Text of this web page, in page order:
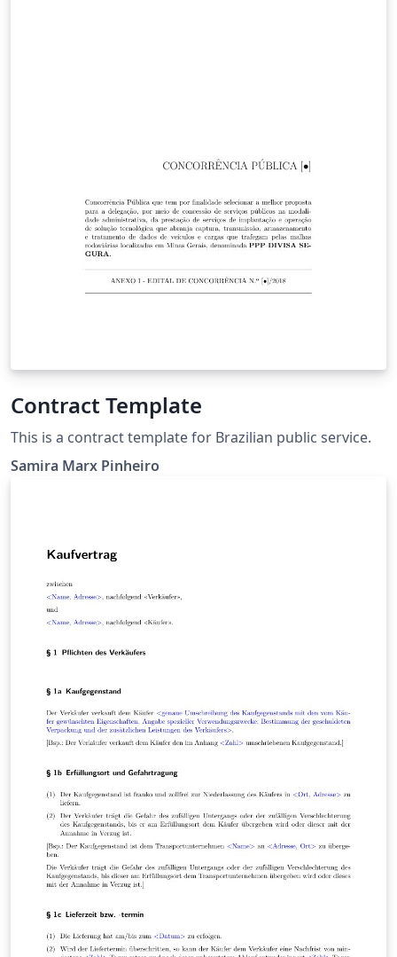
Contract Template
This is a contract template for Brazilian public service.
Samira Marx Pinheiro